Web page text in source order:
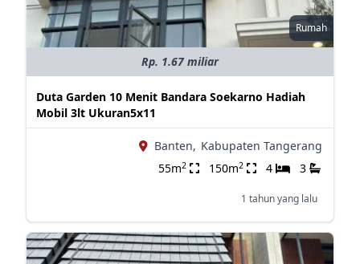
Rumah
Rp. 1.67 miliar
Duta Garden 10 Menit Bandara Soekarno Hadiah
Mobil 3lt Ukuran5x11
Banten, Kabupaten Tangerang
55m2 150m2 4 3
1 tahun yang lalu